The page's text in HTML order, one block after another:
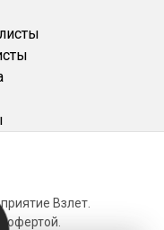
Взлет.
офертой.